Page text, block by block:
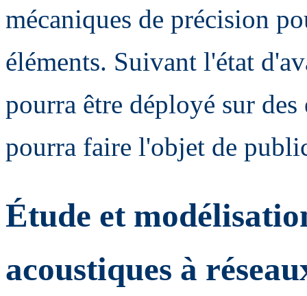
mécaniques de précision
éléments. Suivant l'état
pourra être déployé sur
pourra faire l'objet de
Étude et
acoustiques à